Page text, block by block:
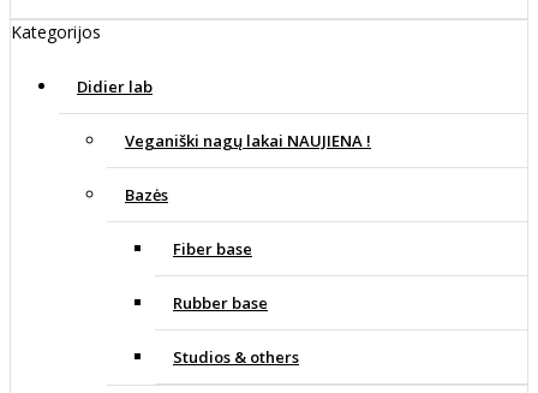
Kategorijos
Didier lab
Veganiški nagų lakai NAUJIENA !
Bazės
Fiber base
Rubber base
Studios & others